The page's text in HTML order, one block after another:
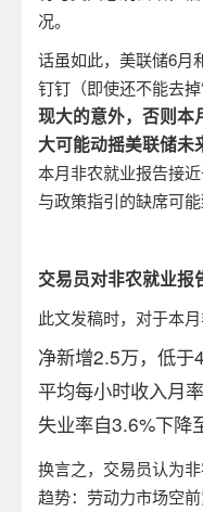
况。
话虽如此，美联储6月
钉钉（即使还不能去掉
现大的意外，否则本
大可能动摇美联储未
本月非农就业报告接
与政策指引的缺席可能
交易员对非农就业报
此文发稿时，对于本
净新增2.5万，低于
平均每小时收入月率
失业率自3.6%下降
换言之，交易员认为
趋势：劳动力市场空